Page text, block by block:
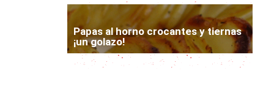
Papas al horno crocantes y tiernas
¡un golazo!